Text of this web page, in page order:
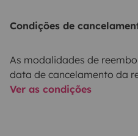
Condições de
As modalidades de
data de cancelamento da
Ver as condições